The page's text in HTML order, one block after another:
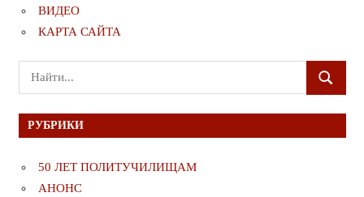
ВИДЕО
КАРТА САЙТА
Поиск
для:
ПОИСК
РУБРИКИ
50 ЛЕТ ПОЛИТУЧИЛИЩАМ
АНОНС